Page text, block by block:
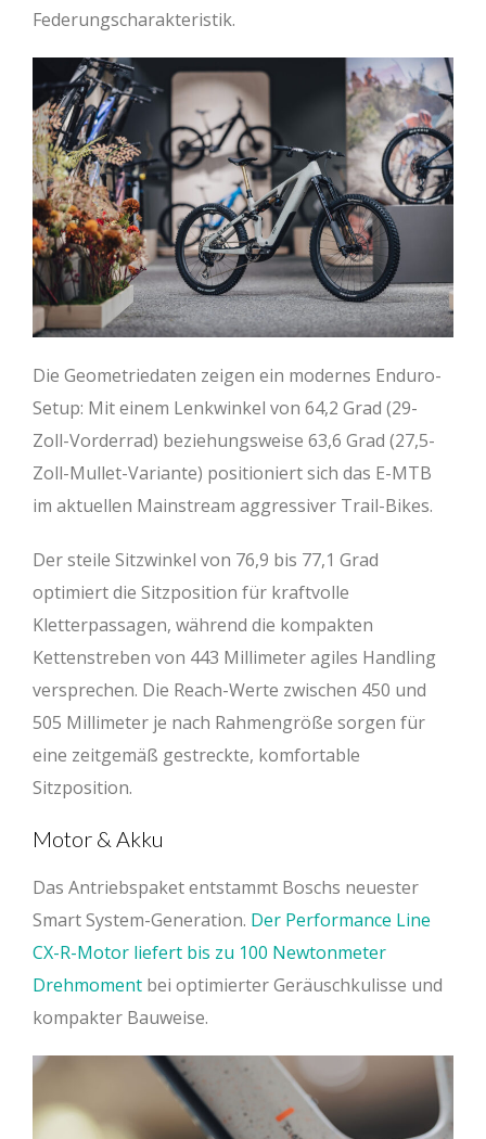
Federungscharakteristik.
Die Geometriedaten zeigen ein modernes Enduro-
Setup: Mit einem Lenkwinkel von 64,2 Grad (29-
Zoll-Vorderrad) beziehungsweise 63,6 Grad (27,5-
Zoll-Mullet-Variante) positioniert sich das E-MTB
im aktuellen Mainstream aggressiver Trail-Bikes.
Der steile Sitzwinkel von 76,9 bis 77,1 Grad
optimiert die Sitzposition für kraftvolle
Kletterpassagen, während die kompakten
Kettenstreben von 443 Millimeter agiles Handling
versprechen. Die Reach-Werte zwischen 450 und
505 Millimeter je nach Rahmengröße sorgen für
eine zeitgemäß gestreckte, komfortable
Sitzposition.
Motor & Akku
Das Antriebspaket entstammt Boschs neuester
Smart System-Generation. Der Performance Line
CX-R-Motor liefert bis zu 100 Newtonmeter
Drehmoment bei optimierter Geräuschkulisse und
kompakter Bauweise.